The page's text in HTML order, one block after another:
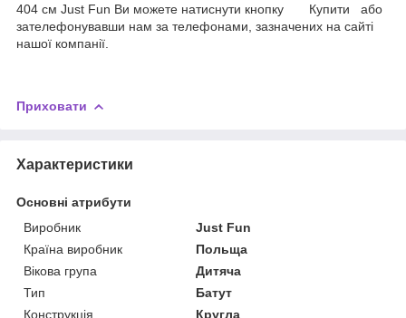
404 см Just Fun Ви можете натиснути кнопку Купити або
зателефонувавши нам за телефонами, зазначених на сайті
нашої компанії.
Приховати
Характеристики
Основні атрибути
Виробник
Just Fun
Країна виробник
Польща
Вікова група
Дитяча
Тип
Батут
Конструкція
Кругла